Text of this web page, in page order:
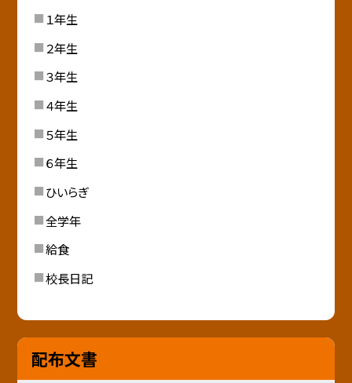
１年生
２年生
３年生
４年生
５年生
６年生
ひいらぎ
全学年
給食
校長日記
配布文書